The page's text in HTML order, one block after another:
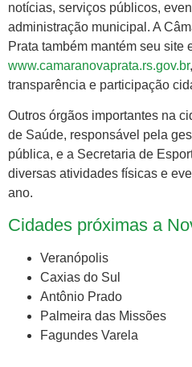
notícias, serviços públicos,
administração municipal. A
Prata também mantém seu site
www.camaranovaprata.rs.gov.br
transparência e participação
Outros órgãos importantes na
de Saúde, responsável pela
pública, e a Secretaria de
diversas atividades físicas e
ano.
Cidades próximas a
Veranópolis
Caxias do Sul
Antônio Prado
Palmeira das Missões
Fagundes Varela